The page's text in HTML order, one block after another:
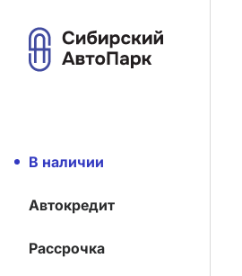
В наличии
Автокредит
Рассрочка